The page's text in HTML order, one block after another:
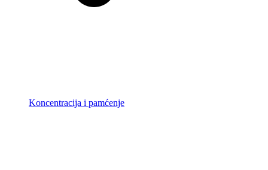
Koncentracija i pamćenje